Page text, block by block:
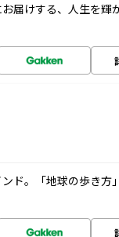
届けする、人生を輝
ド。「地球の歩き方